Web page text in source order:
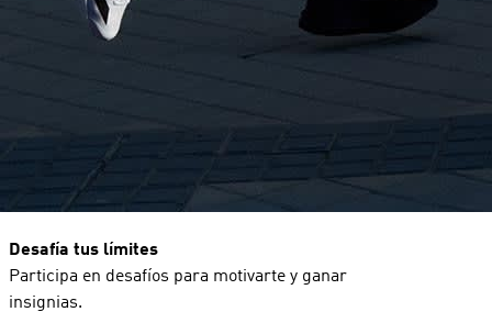
Desafía tus límites
Participa en desafíos para motivarte y ganar
insignias.